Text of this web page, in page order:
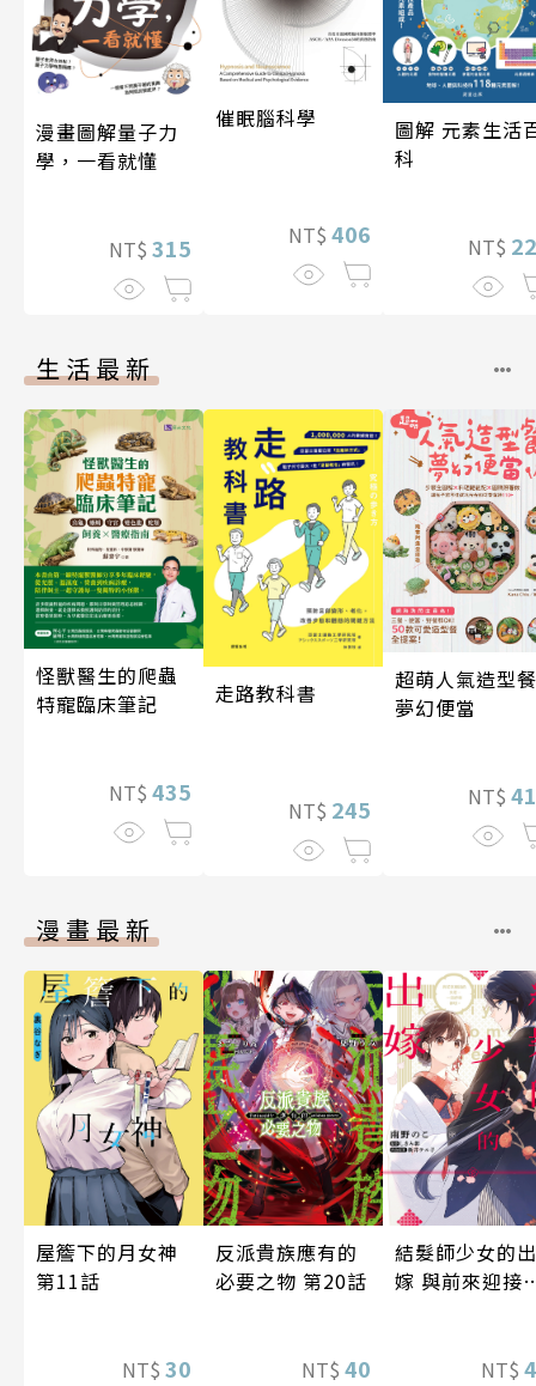
漫畫圖解量子力
學，一看就懂
NT$ 315
催眠腦科學
NT$ 406
圖解 元素生活
科
NT$
生活最新
怪獸醫生的爬蟲
特寵臨床筆記
NT$ 435
走路教科書
NT$ 245
超萌人氣造型
夢幻便當
NT$
漫畫最新
屋簷下的月女神
第11話
NT$ 30
反派貴族應有的
必要之物 第20話
NT$ 40
結髮師少女的出
嫁 與前來迎接
NT$